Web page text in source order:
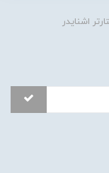
اشنایدر